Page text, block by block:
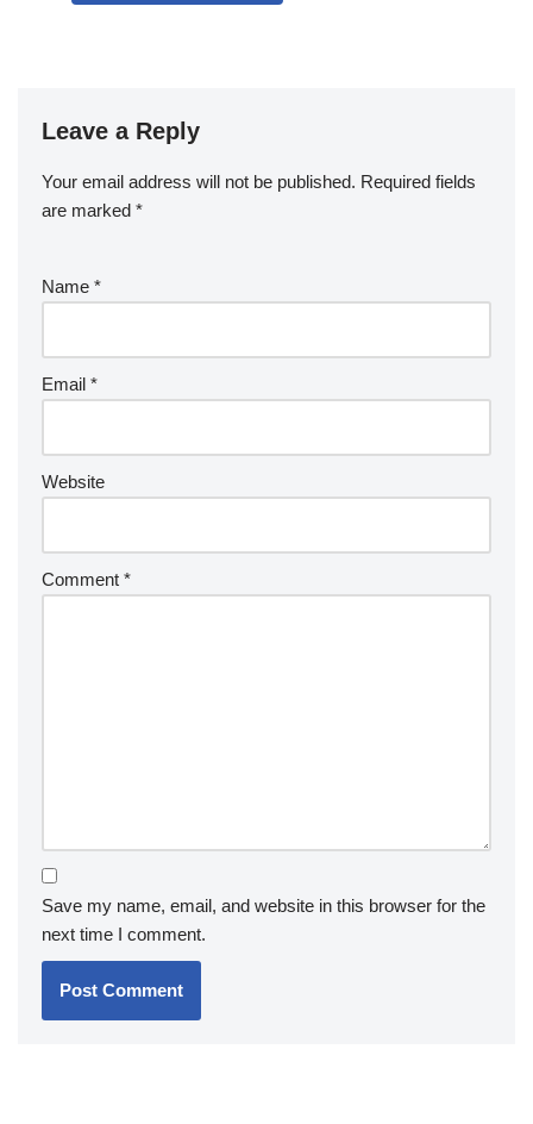
Leave a Reply
Your email address will not be published. Required fields
are marked *
Name *
Email *
Website
Comment *
Save my name, email, and website in this browser for the
next time I comment.